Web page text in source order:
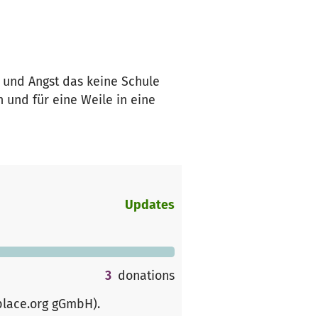
Angst das keine Schule
und für eine Weile in eine
Updates
3 donations
gGmbH).